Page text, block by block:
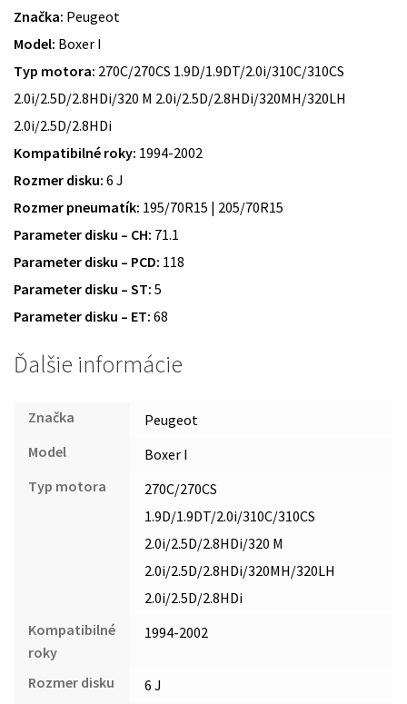
Značka: Peugeot
Model: Boxer I
Typ motora: 270C/270CS 1.9D/1.9DT/2.0i/310C/310CS
2.0i/2.5D/2.8HDi/320 M 2.0i/2.5D/2.8HDi/320MH/320LH
2.0i/2.5D/2.8HDi
Kompatibilné roky: 1994-2002
Rozmer disku: 6 J
Rozmer pneumatík: 195/70R15 | 205/70R15
Parameter disku – CH: 71.1
Parameter disku – PCD: 118
Parameter disku – ST: 5
Parameter disku – ET: 68
Ďalšie informácie
Značka
Peugeot
Model
Boxer I
Typ motora
270C/270CS
1.9D/1.9DT/2.0i/310C/310CS
2.0i/2.5D/2.8HDi/320 M
2.0i/2.5D/2.8HDi/320MH/320LH
2.0i/2.5D/2.8HDi
Kompatibilné
roky
1994-2002
Rozmer disku 6 J